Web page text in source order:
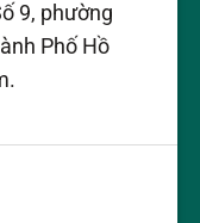
9, phường
Phố Hồ